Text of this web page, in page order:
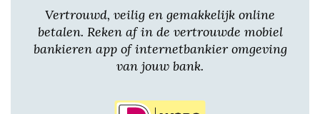
Vertrouwd, veilig en gemakkelijk online
betalen. Reken af in de vertrouwde mobiel
bankieren app of internetbankier omgeving
van jouw bank.